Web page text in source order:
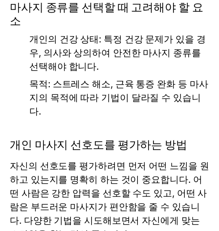
마사지 종류를 선택할 때 고려해야 할 요
소
개인의 건강 상태: 특정 건강 문제가 있을 경
우, 의사와 상의하여 안전한 마사지 종류를
선택해야 합니다.
목적: 스트레스 해소, 근육 통증 완화 등 마사
지의 목적에 따라 기법이 달라질 수 있습니
다.
개인 마사지 선호도를 평가하는 방법
자신의 선호도를 평가하려면 먼저 어떤 느낌을 원
하고 있는지를 명확히 하는 것이 중요합니다. 어
떤 사람은 강한 압력을 선호할 수도 있고, 어떤 사
람은 부드러운 마사지가 편안함을 줄 수 있습니
다. 다양한 기법을 시도해보면서 자신에게 맞는